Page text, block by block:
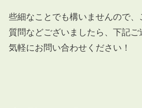
些細なことでも構いませんので
質問などございましたら、下記ご
気軽にお問い合わせください！